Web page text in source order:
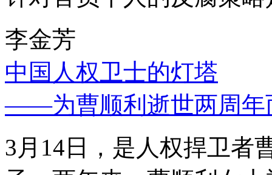
李金芳
中国人权卫士的灯塔
——为曹顺利逝世两周年
3月14日，是人权捍卫者